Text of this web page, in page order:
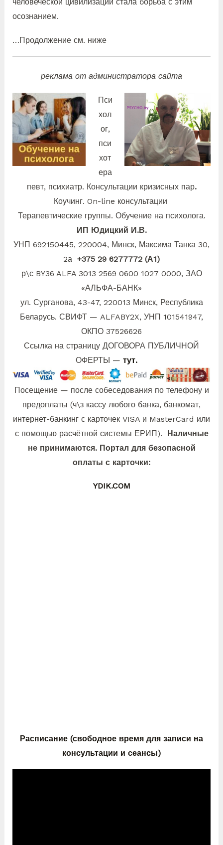
человеческой цивилизации стала борьба с этим
осознанием.
…Продолжение см. ниже
реклама от администратора сайта
Пси
хол
ог,
пси
хот
ера
певт, психиатр. Консультации кризисных пар.
Коучинг. On-line консультации
Терапевтические группы. Обучение на психолога.
ИП Юдицкий И.В.
УНП 692150445, 220004, Минск, Максима Танка 30,
2а +375 29 6277772 (А1)
р\с BY36 ALFA 3013 2569 0600 1027 0000, ЗАО
«АЛЬФА-БАНК»
ул. Сурганова, 43-47, 220013 Минск, Республика
Беларусь. СВИФТ — ALFABY2X, УНП 101541947,
ОКПО 37526626
Ссылка на страницу ДОГОВОРА ПУБЛИЧНОЙ
ОФЕРТЫ — тут.
Посещение — после собеседования по телефону и
предоплаты (ч\з кассу любого банка, банкомат,
интернет-банкинг с карточек VISA и MasterCard или
с помощью расчётной системы ЕРИП). Наличные
не принимаются. Портал для безопасной
оплаты с карточки:
YDIK.COM
Расписание (свободное время для записи на
консультации и сеансы)